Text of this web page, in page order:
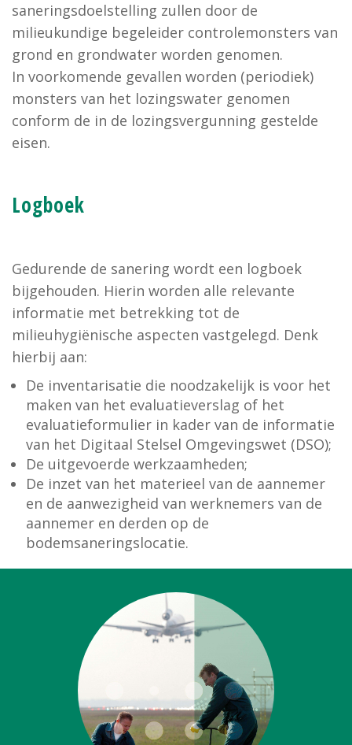
saneringsdoelstelling zullen door de
milieukundige begeleider controlemonsters van
grond en grondwater worden genomen.
In voorkomende gevallen worden (periodiek)
monsters van het lozingswater genomen
conform de in de lozingsvergunning gestelde
eisen.
Logboek
Gedurende de sanering wordt een logboek
bijgehouden. Hierin worden alle relevante
informatie met betrekking tot de
milieuhygiënische aspecten vastgelegd. Denk
hierbij aan:
De inventarisatie die noodzakelijk is voor het
maken van het evaluatieverslag of het
evaluatieformulier in kader van de informatie
van het Digitaal Stelsel Omgevingswet (DSO);
De uitgevoerde werkzaamheden;
De inzet van het materieel van de aannemer
en de aanwezigheid van werknemers van de
aannemer en derden op de
bodemsaneringslocatie.